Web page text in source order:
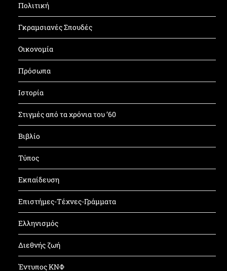
Πολιτική
Γκραμσιανές Σπουδές
Οικονομία
Πρόσωπα
Ιστορία
Στιγμές από τα χρόνια του ’60
Βιβλίο
Τύπος
Εκπαίδευση
Επιστήμες-Τέχνες-Γράμματα
Ελληνισμός
Διεθνής ζωή
Έντυπος ΚΝΦ